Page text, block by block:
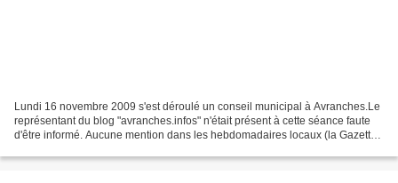
Lundi 16 novembre 2009 s'est déroulé un conseil municipal à Avranches.Le
représentant du blog "avranches.infos" n'était présent à cette séance faute
d'être informé. Aucune mention dans les hebdomadaires locaux (la Gazette